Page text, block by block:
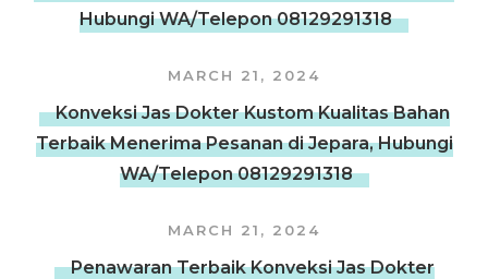
Hubungi WA/Telepon 08129291318
MARCH 21, 2024
Konveksi Jas Dokter Kustom Kualitas Bahan
Terbaik Menerima Pesanan di Jepara, Hubungi
WA/Telepon 08129291318
MARCH 21, 2024
Penawaran Terbaik Konveksi Jas Dokter